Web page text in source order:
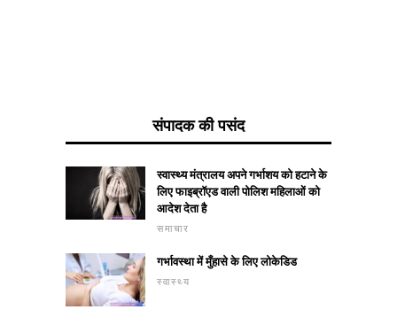
संपादक की पसंद
स्वास्थ्य मंत्रालय अपने गर्भाशय को हटाने के
लिए फाइब्रॉएड वाली पोलिश महिलाओं को
आदेश देता है
समाचार
गर्भावस्था में मुँहासे के लिए लोकेडिड
स्वास्थ्य